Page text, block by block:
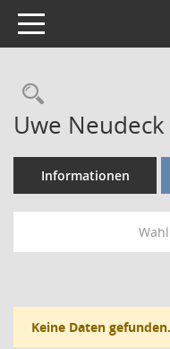
Toggle navigation
Uwe Neudeck
Informationen
Keine Daten gefunden.